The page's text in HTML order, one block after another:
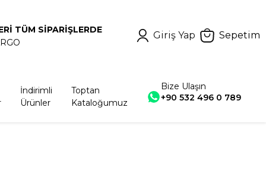
TÜM SİPARİŞLERDE
Giriş Yap Sepetim
İndirimli
Ürünler
Toptan
Kataloğumuz
Bize Ulaşın
+90 532 496 0 789